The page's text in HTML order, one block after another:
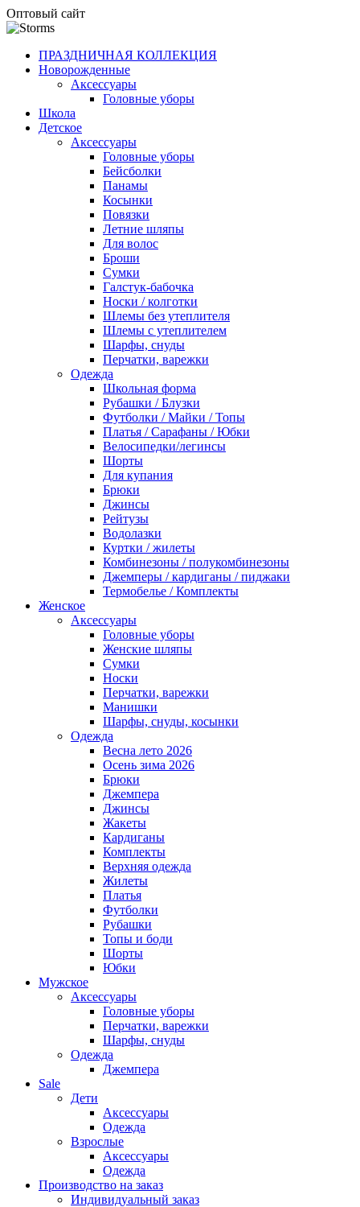
Оптовый сайт
ПРАЗДНИЧНАЯ КОЛЛЕКЦИЯ
Новорожденные
Аксессуары
Головные уборы
Школа
Детское
Аксессуары
Головные уборы
Бейсболки
Панамы
Косынки
Повязки
Летние шляпы
Для волос
Броши
Сумки
Галстук-бабочка
Носки / колготки
Шлемы без утеплителя
Шлемы с утеплителем
Шарфы, снуды
Перчатки, варежки
Одежда
Школьная форма
Рубашки / Блузки
Футболки / Майки / Топы
Платья / Сарафаны / Юбки
Велосипедки/легинсы
Шорты
Для купания
Брюки
Джинсы
Рейтузы
Водолазки
Куртки / жилеты
Комбинезоны / полукомбинезоны
Джемперы / кардиганы / пиджаки
Термобелье / Комплекты
Женское
Аксессуары
Головные уборы
Женские шляпы
Сумки
Носки
Перчатки, варежки
Манишки
Шарфы, снуды, косынки
Одежда
Весна лето 2026
Осень зима 2026
Брюки
Джемпера
Джинсы
Жакеты
Кардиганы
Комплекты
Верхняя одежда
Жилеты
Платья
Футболки
Рубашки
Топы и боди
Шорты
Юбки
Мужское
Аксессуары
Головные уборы
Перчатки, варежки
Шарфы, снуды
Одежда
Джемпера
Sale
Дети
Аксессуары
Одежда
Взрослые
Аксессуары
Одежда
Производство на заказ
Индивидуальный заказ